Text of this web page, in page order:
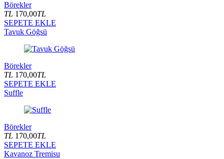
Börekler
TL 170,00TL
SEPETE EKLE
Tavuk Göğsü
Börekler
TL 170,00TL
SEPETE EKLE
Suffle
Börekler
TL 170,00TL
SEPETE EKLE
Kavanoz Tremisu